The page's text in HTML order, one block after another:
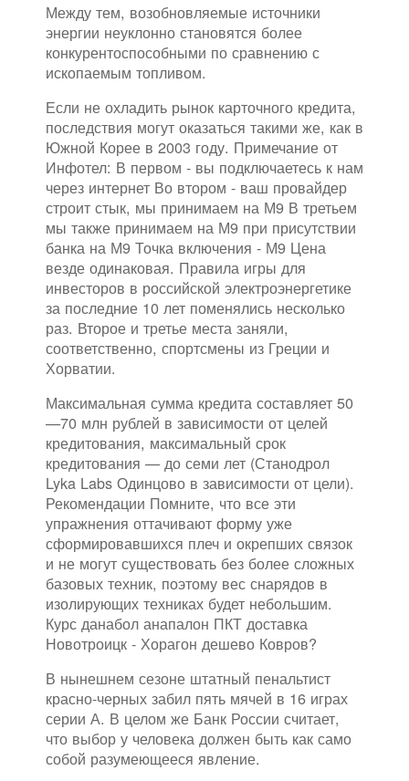
Между тем, возобновляемые источники
энергии неуклонно становятся более
конкурентоспособными по сравнению с
ископаемым топливом.
Если не охладить рынок карточного кредита,
последствия могут оказаться такими же, как в
Южной Корее в 2003 году. Примечание от
Инфотел: В первом - вы подключаетесь к нам
через интернет Во втором - ваш провайдер
строит стык, мы принимаем на М9 В третьем
мы также принимаем на М9 при присутствии
банка на М9 Точка включения - М9 Цена
везде одинаковая. Правила игры для
инвесторов в российской электроэнергетике
за последние 10 лет поменялись несколько
раз. Второе и третье места заняли,
соответственно, спортсмены из Греции и
Хорватии.
Максимальная сумма кредита составляет 50
—70 млн рублей в зависимости от целей
кредитования, максимальный срок
кредитования — до семи лет (Станодрол
Lyka Labs Одинцово в зависимости от цели).
Рекомендации Помните, что все эти
упражнения оттачивают форму уже
сформировавшихся плеч и окрепших связок
и не могут существовать без более сложных
базовых техник, поэтому вес снарядов в
изолирующих техниках будет небольшим.
Курс данабол анапалон ПКТ доставка
Новотроицк - Хорагон дешево Ковров?
В нынешнем сезоне штатный пенальтист
красно-черных забил пять мячей в 16 играх
серии А. В целом же Банк России считает,
что выбор у человека должен быть как само
собой разумеющееся явление.